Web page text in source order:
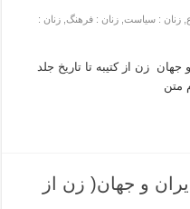
,زنان : سیاست ,زنان : فرهنگ ,زنان :
زن از کتیبه تا تاریخ جلد
متن
و جهان( زن از